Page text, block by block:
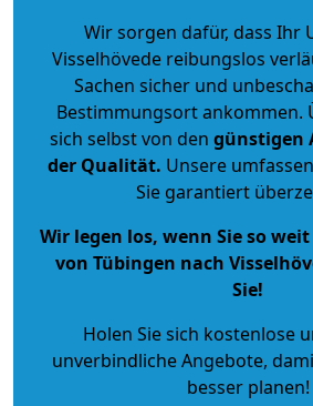
Wir sorgen dafür, dass Ihr
Visselhövede reibungslos
Sachen sicher und
Bestimmungsort ankommen.
sich selbst von den günstigen
der Qualität. Unsere
Sie garantiert
Wir legen los, wenn Sie so
von Tübingen nach
Sie!
Holen Sie sich kostenlose
unverbindliche Angebote,
besser planen!